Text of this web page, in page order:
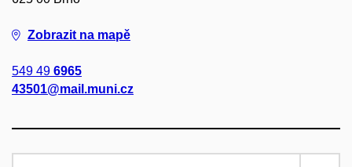
Zobrazit na mapě
549 49 6965
43501@mail.muni.cz